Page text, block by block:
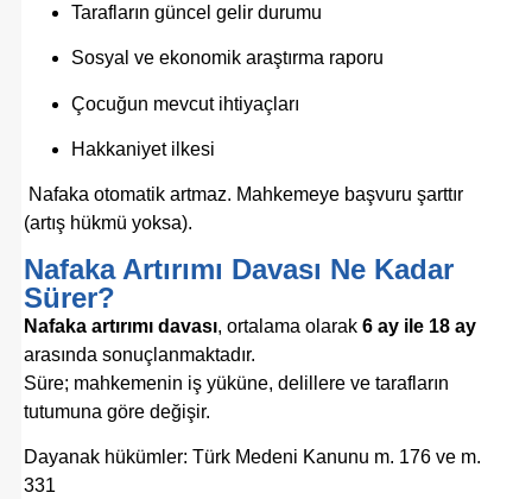
Tarafların güncel gelir durumu
Sosyal ve ekonomik araştırma raporu
Çocuğun mevcut ihtiyaçları
Hakkaniyet ilkesi
Nafaka otomatik artmaz. Mahkemeye başvuru şarttır
(artış hükmü yoksa).
Nafaka Artırımı Davası Ne Kadar
Sürer?
Nafaka artırımı davası, ortalama olarak 6 ay ile 18 ay
arasında sonuçlanmaktadır.
Süre; mahkemenin iş yüküne, delillere ve tarafların
tutumuna göre değişir.
Dayanak hükümler: Türk Medeni Kanunu m. 176 ve m.
331